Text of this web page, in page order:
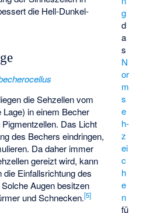
g
d
a
s
N
or
m
s
e
h­
z
ei
c
h
e
n
fü
die Hell-Dunkel-
die Sehzellen vom
in einem Becher
Das Licht
des Bechers eindringen,
Da daher immer
gereizt wird, kann
die Einfallsrichtung des
Augen besitzen
und Schnecken.[5]